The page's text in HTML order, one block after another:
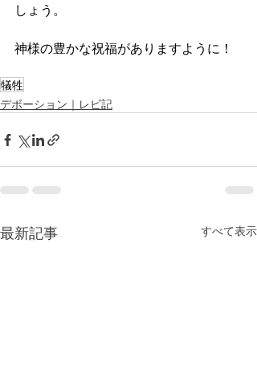
しょう。
神様の豊かな祝福がありますように！
犠牲
デボーション｜レビ記
最新記事 すべて表示